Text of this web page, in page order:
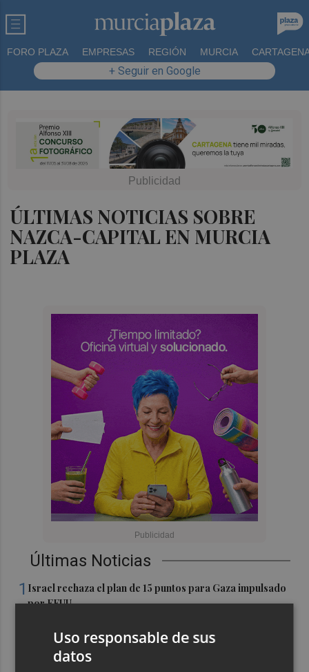
FORO PLAZA EMPRESAS REGIÓN MURCIA
+ Seguir en Google
ÚLTIMAS NOTICIAS SOBRE
NAZCA-CAPITAL EN MURCIA
PLAZA
Últimas Noticias
1 Israel rechaza el plan de 15 puntos para Gaza impulsado
por EEUU
De Frida Kahlo a Kubrick: un repaso por los eclipses de
la culturaUso responsable de sus
datos